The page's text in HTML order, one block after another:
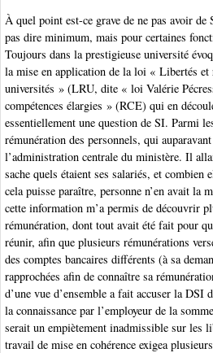
À quel point est-ce grave de ne pas avoir
pas dire minimum, mais pour certaines
Toujours dans la prestigieuse université
la mise en application de la loi « Libertés et
universités » (LRU, dite « loi Valérie
compétences élargies » (RCE) qui en
essentiellement une question de SI. Parmi
rémunération des personnels, qui
l’administration centrale du ministère. Il
sache quels étaient ses salariés, et
cela puisse paraître, personne n’en avait la
cette information m’a permis de découvrir
rémunération, dont tout avait été fait pour
réunir, afin que plusieurs rémunérations
des comptes bancaires différents (à sa
rapprochées afin de connaître sa
d’une vue d’ensemble a fait accuser la DSI
la connaissance par l’employeur de la
serait un empiètement inadmissible sur les
travail de mise en cohérence exigea